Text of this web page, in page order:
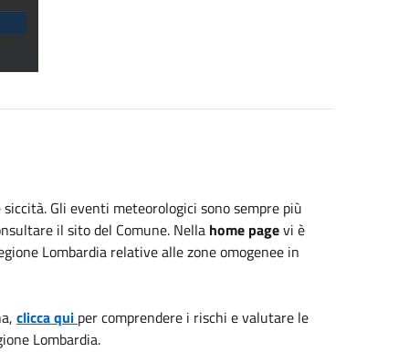
Gli eventi meteorologici sono sempre più
il sito del Comune. Nella home pagevi è
Lombardia relative alle zone omogenee in
clicca qui per comprendere i rischi e valutare le
Lombardia.